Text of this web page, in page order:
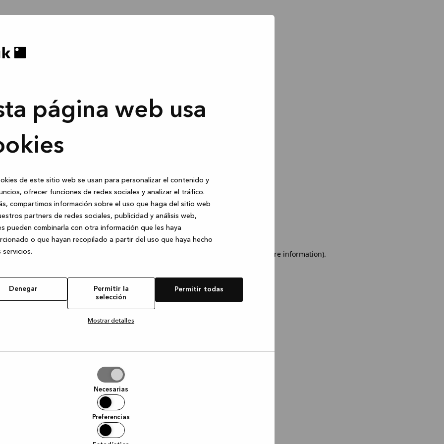
página web usa
de este sitio web se usan para personalizar el contenido y
ofrecer funciones de redes sociales y analizar el tráfico.
compartimos información sobre el uso que haga del sitio web
partners de redes sociales, publicidad y análisis web,
pueden combinarla con otra información que les haya
o que hayan recopilado a partir del uso que haya hecho
servicios.
Denegar
Permitir la
selección
Permitir todas
Mostrar detalles
Necesarias
Preferencias
has occurred (see the browser console for more information).